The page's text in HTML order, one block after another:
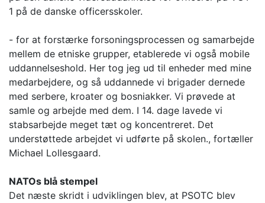
1 på de danske officersskoler.
- for at forstærke forsoningsprocessen og samarbejde
mellem de etniske grupper, etablerede vi også mobile
uddannelseshold. Her tog jeg ud til enheder med mine
medarbejdere, og så uddannede vi brigader dernede
med serbere, kroater og bosniakker. Vi prøvede at
samle og arbejde med dem. I 14. dage lavede vi
stabsarbejde meget tæt og koncentreret. Det
understøttede arbejdet vi udførte på skolen., fortæller
Michael Lollesgaard.
NATOs blå stempel
Det næste skridt i udviklingen blev, at PSOTC blev